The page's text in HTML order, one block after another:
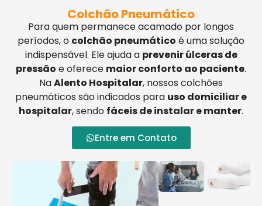
Colchão Pneumático
Para quem permanece acamado por longos
períodos, o colchão pneumático é uma solução
indispensável. Ele ajuda a prevenir úlceras de
pressão e oferece maior conforto ao paciente.
NaAlento Hospitalar, nossos colchões
pneumáticos são indicados para uso domiciliar e
hospitalar, sendo fáceis de instalar e manter.
Entre em Contato